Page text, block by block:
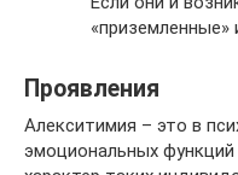
Проявления
Алекситимия – это в
эмоциональных функций